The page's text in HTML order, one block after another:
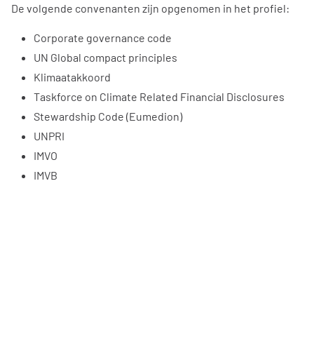
De volgende convenanten zijn opgenomen in het profiel:
Corporate governance code
UN Global compact principles
Klimaatakkoord
Taskforce on Climate Related Financial Disclosures
Stewardship Code (Eumedion)
UNPRI
IMVO
IMVB